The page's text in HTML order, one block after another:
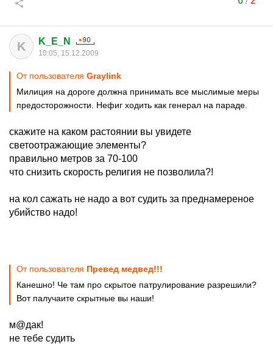
K K_E_N
10:05, 15.12.2009
От пользователя Graylink
Милиция на дороге должна принимать все мыслимые меры
предосторожности. Нефиг ходить как генерал на параде.
скажите на каком растоянии вы увидете
светоотражающие элементы?
правильно метров за 70-100
что снизить скорость религия не позволила?!
на кол сажать не надо а вот судить за преднамереное
убийство надо!
От пользователя Превед медвед!!!
Канешно! Че там про скрытое патрулирование разрешили?
Вот палучаите скрытные вы наши!
м@дак!
не тебе судить